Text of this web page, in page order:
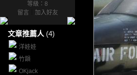
等級：8
留言
加入好友
文章推薦人 (4)
洋娃娃
竹韻
OKjack